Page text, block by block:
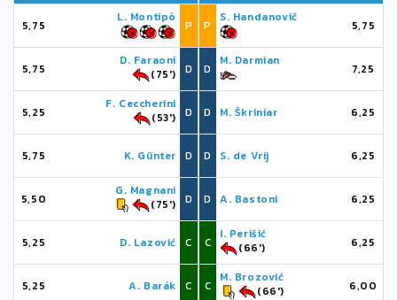
5,75
L. Montipò
P
5,75
D. Faraoni
(75')
D
5,25
F. Ceccherini
(53')
D
5,75 K. Günter D
5,50
G. Magnani
(75')
D
5,25 D. Lazović C
5,25 A. Barák C
P
S. Handanovič
5,75
D
M. Darmian
7,25
D M. Škriniar 6,25
D S. de Vrij 6,25
D A. Bastoni 6,25
C
I. Perišić
(66')
6,25
C
M. Brozović
(66')
6,00